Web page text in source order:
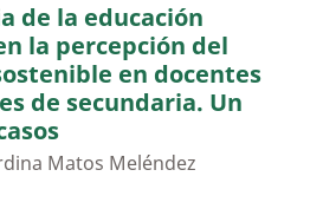
de la educación
la percepción del
en docentes
de secundaria. Un
Matos Meléndez